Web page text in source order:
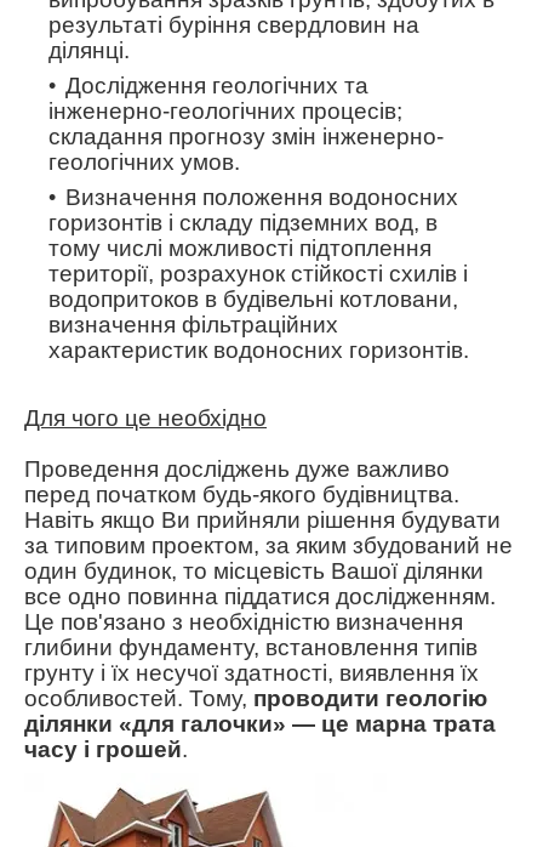
результаті буріння свердловин на
ділянці.
Дослідження геологічних та
інженерно-геологічних процесів;
складання прогнозу змін інженерно-
геологічних умов.
Визначення положення водоносних
горизонтів і складу підземних вод, в
тому числі можливості підтоплення
території, розрахунок стійкості схилів і
водопритоков в будівельні котловани,
визначення фільтраційних
характеристик водоносних горизонтів.
Для чого це необхідно
Проведення досліджень дуже важливо
перед початком будь-якого будівництва.
Навіть якщо Ви прийняли рішення будувати
за типовим проектом, за яким збудований не
один будинок, то місцевість Вашої ділянки
все одно повинна піддатися дослідженням.
Це пов'язано з необхідністю визначення
глибини фундаменту, встановлення типів
грунту і їх несучої здатності, виявлення їх
особливостей. Тому, проводити геологію
ділянки «для галочки» ― це марна трата
часу і грошей.